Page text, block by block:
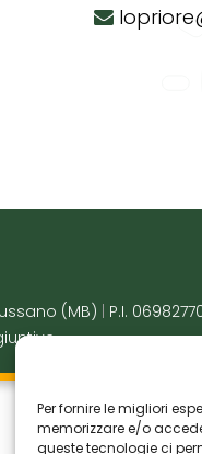
Per fornire le migliori
memorizzare e/o
queste tecnologie ci
(MB)
P.I.